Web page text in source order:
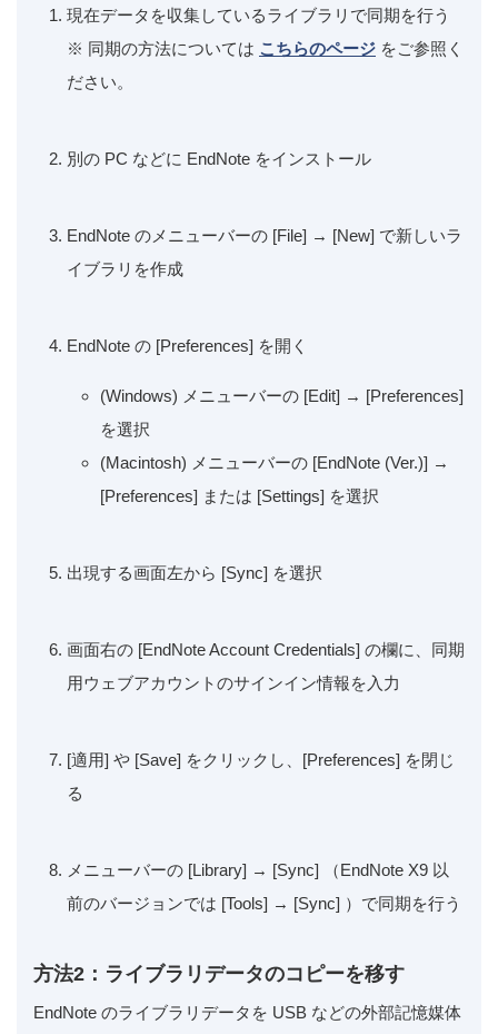
現在データを収集しているライブラリで同期を行う
※ 同期の方法については こちらのページ をご参照く
ださい。
別の PC などに EndNote をインストール
EndNote のメニューバーの [File] → [New] で新しいラ
イブラリを作成
EndNote の [Preferences] を開く
(Windows) メニューバーの [Edit] → [Preferences]
を選択
(Macintosh) メニューバーの [EndNote (Ver.)] →
[Preferences] または [Settings] を選択
出現する画面左から [Sync] を選択
画面右の [EndNote Account Credentials] の欄に、同期
用ウェブアカウントのサインイン情報を入力
[適用] や [Save] をクリックし、[Preferences] を閉じ
る
メニューバーの [Library] → [Sync] （EndNote X9 以
前のバージョンでは [Tools] → [Sync] ）で同期を行う
方法2：ライブラリデータのコピーを移す
EndNote のライブラリデータを USB などの外部記憶媒体